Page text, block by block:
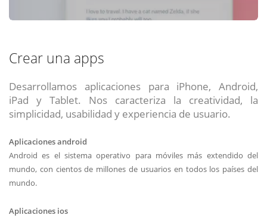
Crear una apps
Desarrollamos aplicaciones para iPhone, Android,
iPad y Tablet. Nos caracteriza la creatividad, la
simplicidad, usabilidad y experiencia de usuario.
Aplicaciones android
Android es el sistema operativo para móviles más extendido del
mundo, con cientos de millones de usuarios en todos los países del
mundo.
Aplicaciones ios